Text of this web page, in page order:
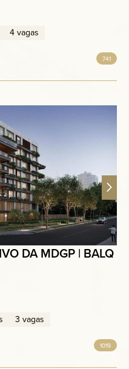
4 vagas
741
DA MDGP | BALQ
3 vagas
1019